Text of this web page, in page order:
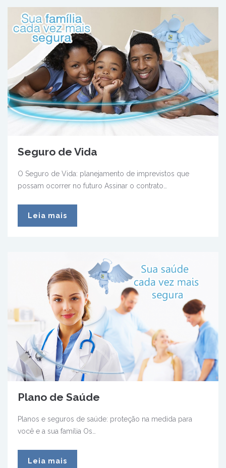
Seguro de Vida
O Seguro de Vida: planejamento de imprevistos que
possam ocorrer no futuro Assinar o contrato…
Leia mais
Plano de Saúde
Planos e seguros de saúde: proteção na medida para
você e a sua família Os…
Leia mais